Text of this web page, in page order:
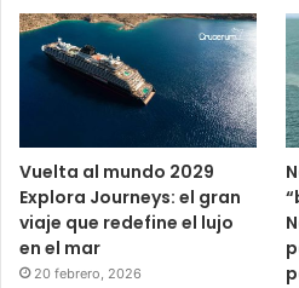
Vuelta al mundo 2029
Explora Journeys: el gran
viaje que redefine el lujo
en el mar
20 febrero, 2026